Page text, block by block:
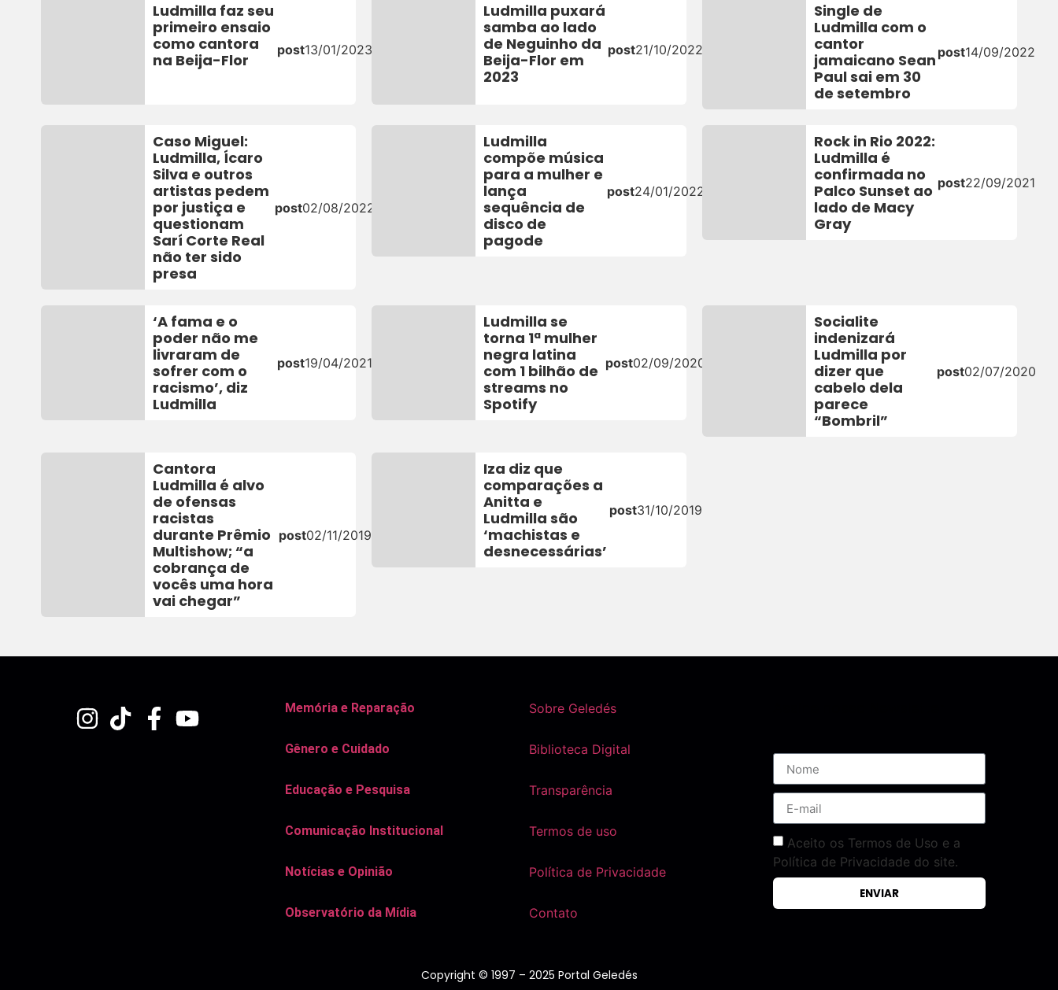
Ludmilla faz seu
primeiro ensaio
como cantora
na Beija-Flor
post13/01/2023
Ludmilla puxará
samba ao lado
de Neguinho da
Beija-Flor em
2023
post21/10/2022
Single de
Ludmilla com o
cantor
jamaicano Sean
Paul sai em 30
de setembro
post14/09/2022
Caso Miguel:
Ludmilla, Ícaro
Silva e outros
artistas pedem
por justiça e
questionam
Sarí Corte Real
não ter sido
presa
post02/08/2022
Ludmilla
compõe música
para a mulher e
lança
sequência de
disco de
pagode
post24/01/2022
Rock in Rio 2022:
Ludmilla é
confirmada no
Palco Sunset ao
lado de Macy
Gray
post22/09/2021
‘A fama e o
poder não me
livraram de
sofrer com o
racismo’, diz
Ludmilla
post19/04/2021
Ludmilla se
torna 1ª mulher
negra latina
com 1 bilhão de
streams no
Spotify
post02/09/2020
Socialite
indenizará
Ludmilla por
dizer que
cabelo dela
parece
“Bombril”
post02/07/2020
Cantora
Ludmilla é alvo
de ofensas
racistas
durante Prêmio
Multishow; “a
cobrança de
vocês uma hora
vai chegar”
post02/11/2019
Iza diz que
comparações a
Anitta e
Ludmilla são
‘machistas e
desnecessárias’
post31/10/2019
Memória e Reparação
Gênero e Cuidado
Educação e Pesquisa
Comunicação Institucional
Notícias e Opinião
Observatório da Mídia
Sobre Geledés
Biblioteca Digital
Transparência
Termos de uso
Política de Privacidade
Contato
Aceito os Termos de Uso e a
Política de Privacidade do site.
ENVIAR
Copyright © 1997 – 2025 Portal Geledés